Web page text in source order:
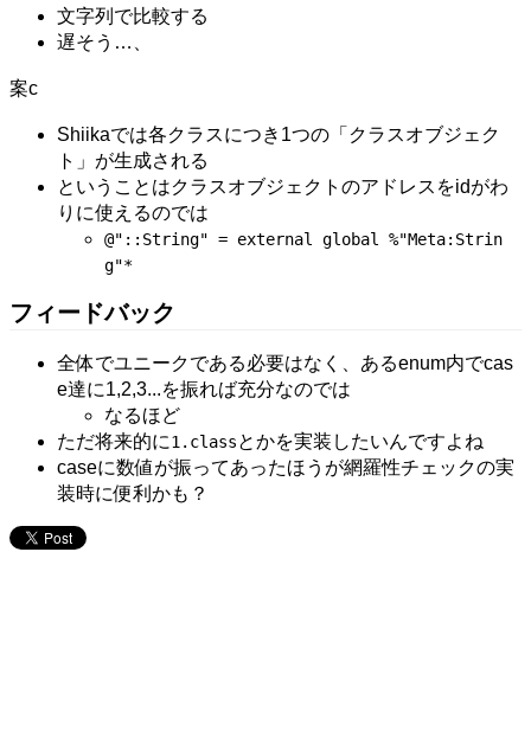
文字列で比較する
遅そう…、
案c
Shiikaでは各クラスにつき1つの「クラスオブジェク
ト」が生成される
ということはクラスオブジェクトのアドレスをidがわ
りに使えるのでは
@"::String" = external global %"Meta:Strin
g"*
フィードバック
全体でユニークである必要はなく、あるenum内でcas
e達に1,2,3...を振れば充分なのでは
なるほど
ただ将来的に1.classとかを実装したいんですよね
caseに数値が振ってあったほうが網羅性チェックの実
装時に便利かも？